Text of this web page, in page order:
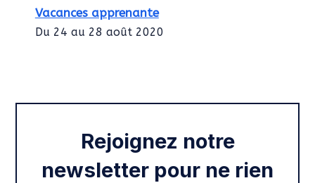
Vacances apprenante
Du 24 au 28 août 2020
Rejoignez notre
newsletter pour ne rien